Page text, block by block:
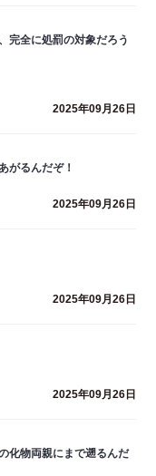
完全に処罰の対象だろう
2025年09月26日
がるんだぞ！
2025年09月26日
2025年09月26日
2025年09月26日
化物両親にまで遡るんだ